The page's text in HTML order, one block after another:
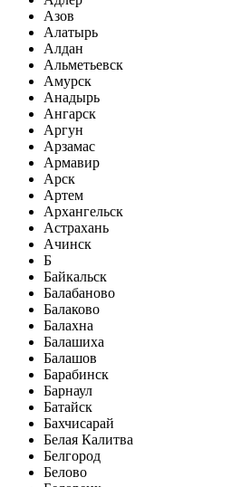
Азов
Алатырь
Алдан
Альметьевск
Амурск
Анадырь
Ангарск
Аргун
Арзамас
Армавир
Арск
Артем
Архангельск
Астрахань
Ачинск
Б
Байкальск
Балабаново
Балаково
Балахна
Балашиха
Балашов
Барабинск
Барнаул
Батайск
Бахчисарай
Белая Калитва
Белгород
Белово